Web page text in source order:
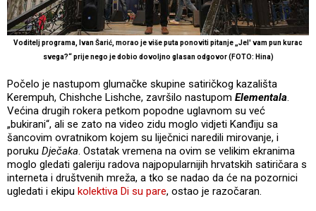
Voditelj programa, Ivan Šarić, morao je više puta ponoviti pitanje „Jel' vam pun kurac
svega?“ prije nego je dobio dovoljno glasan odgovor (FOTO: Hina)
Počelo je nastupom glumačke skupine satiričkog kazališta
Kerempuh, Chishche Lishche, završilo nastupom Elementala.
Većina drugih rokera petkom popodne uglavnom su već
„bukirani“, ali se zato na video zidu moglo vidjeti Kanđiju sa
šancovim ovratnikom kojem su liječnici naredili mirovanje, i
poruku Dječaka. Ostatak vremena na ovim se velikim ekranima
moglo gledati galeriju radova najpopularnijih hrvatskih satiričara s
interneta i društvenih mreža, a tko se nadao da će na pozornici
ugledati i ekipu kolektiva Di su pare, ostao je razočaran.